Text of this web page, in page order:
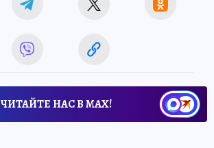
ЧИТАЙТЕ НАС В МАХ!